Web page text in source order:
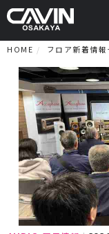
HOME フロア新着情報